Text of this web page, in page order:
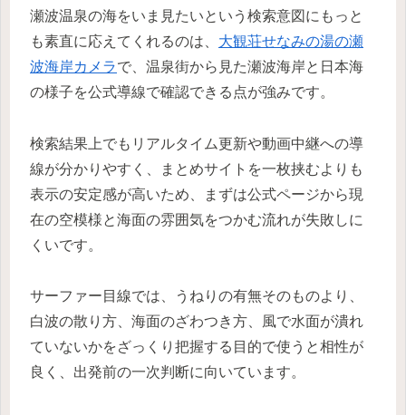
瀬波温泉の海をいま見たいという検索意図にもっと
も素直に応えてくれるのは、 大観荘せなみの湯の瀬
波海岸カメラで、温泉街から見た瀬波海岸と日本海
の様子を公式導線で確認できる点が強みです。
検索結果上でもリアルタイム更新や動画中継への導
線が分かりやすく、まとめサイトを一枚挟むよりも
表示の安定感が高いため、まずは公式ページから現
在の空模様と海面の雰囲気をつかむ流れが失敗しに
くいです。
サーファー目線では、うねりの有無そのものより、
白波の散り方、海面のざわつき方、風で水面が潰れ
ていないかをざっくり把握する目的で使うと相性が
良く、出発前の一次判断に向いています。